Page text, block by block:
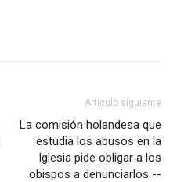
Artículo siguiente
La comisión holandesa que
estudia los abusos en la
Iglesia pide obligar a los
obispos a denunciarlos --